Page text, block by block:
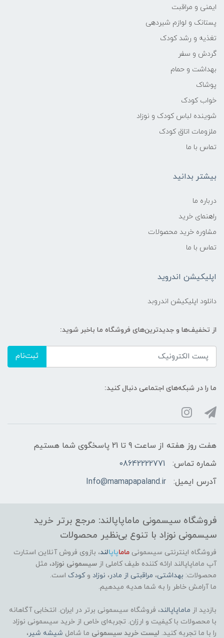
ایمنی و مراقبت
پستانک و لوازم شیردهی
تغذیه و رشد کودک
گردش و سفر
بهداشت و حمام
پوشاک
خواب کودک
شوینده لباس کودک و نوزاد
ملزومات اتاق کودک
تماس با ما
بیشتر بدانید
درباره ما
راهنمای خرید
مشاوره خرید محصولات
تماس با ما
اپلیکیشن اندروید
دانلود اپلیکیشن اندروبد
از تخفیف‌ها و جدیدترین‌های فروشگاه ما باخبر شوید:
ثبت‌نام
ما را در شبکه‌های اجتماعی دنبال کنید:
هفت روز هفته از ساعت 9 تا 21 پاسخگوی شما هستیم
شماره تماس:
08642222771
آدرس ایمیل:
Info@mamapapaland.ir
فروشگاه سیسمونی ماماپاپالند: مرجع برتر خرید
سیسمونی نوزاد با تنوع بی‌نظیر محصولات
فروشگاه اینترنتی سیسمونی ماماپاپالند، بازوی فروش آنلاین استارت
آپ ماماپاپالند ارائه کننده طیف کاملی از سیسمونی نوزاد، مثل
محصولات: بهداشتی، مراقبتی از مادر، نوزاد وکودک است.
ما آرامش خاطر را به شما هدیه میدهیم.
بازدید از ماماپاپالند، فروشگاه سیسمونی برتر در ایران. انتخابی آگاهانه
با محصولات با کیفیت و ارزان. تجربه‌ای خاص از خرید سیسمونی نوزاد
را با ما تجربه کنید. لیست خرید سیسمونی ما شامل شیشه شیر،